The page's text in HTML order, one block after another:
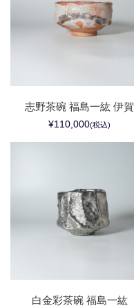
志野茶碗 福島一紘 伊賀
¥110,000(税込)
白金彩茶碗 福島一紘